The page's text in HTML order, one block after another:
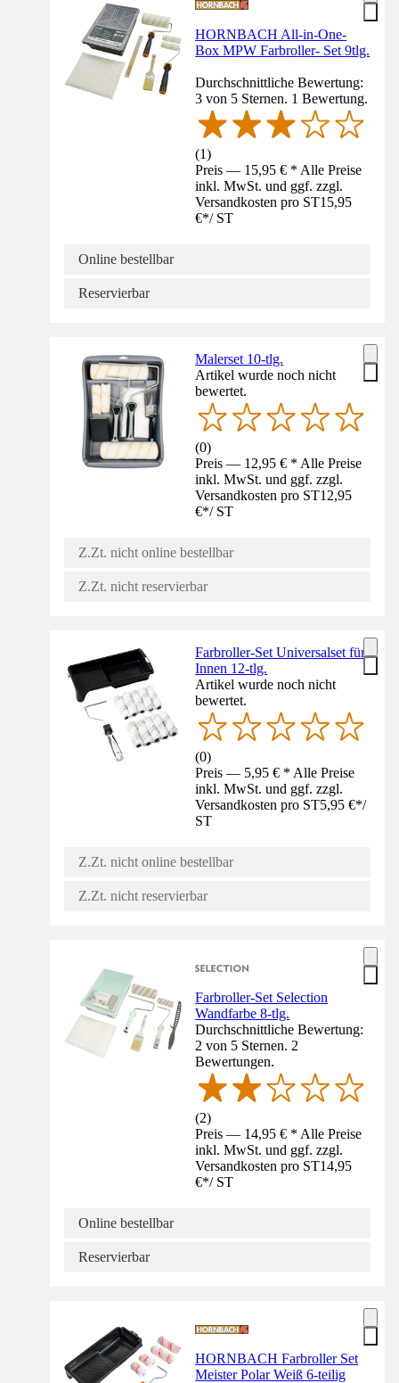
HORNBACH All-in-One-
Box MPW Farbroller- Set 9tlg.
Durchschnittliche Bewertung:
3 von 5 Sternen. 1 Bewertung.
(1)
Preis — 15,95 € * Alle Preise
inkl. MwSt. und ggf. zzgl.
Versandkosten pro ST15,95
€*/ ST
Online bestellbar
Reservierbar
Malerset 10-tlg.
Artikel wurde noch nicht
bewertet.
(0)
Preis — 12,95 € * Alle Preise
inkl. MwSt. und ggf. zzgl.
Versandkosten pro ST12,95
€*/ ST
Z.Zt. nicht online bestellbar
Z.Zt. nicht reservierbar
Farbroller-Set Universalset für
Innen 12-tlg.
Artikel wurde noch nicht
bewertet.
(0)
Preis — 5,95 € * Alle Preise
inkl. MwSt. und ggf. zzgl.
Versandkosten pro ST5,95 €*/
ST
Z.Zt. nicht online bestellbar
Z.Zt. nicht reservierbar
Farbroller-Set Selection
Wandfarbe 8-tlg.
Durchschnittliche Bewertung:
2 von 5 Sternen. 2
Bewertungen.
(2)
Preis — 14,95 € * Alle Preise
inkl. MwSt. und ggf. zzgl.
Versandkosten pro ST14,95
€*/ ST
Online bestellbar
Reservierbar
HORNBACH Farbroller Set
Meister Polar Weiß 6-teilig